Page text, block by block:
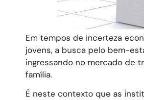
Em tempos de incerteza
jovens, a busca pelo bem-
ingressando no mercado de
família.
É neste contexto que as